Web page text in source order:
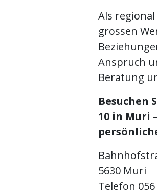
Als
grossen
Anspruch
Beratung
Besuchen
10 in Muri
5630 Muri
Telefon 056